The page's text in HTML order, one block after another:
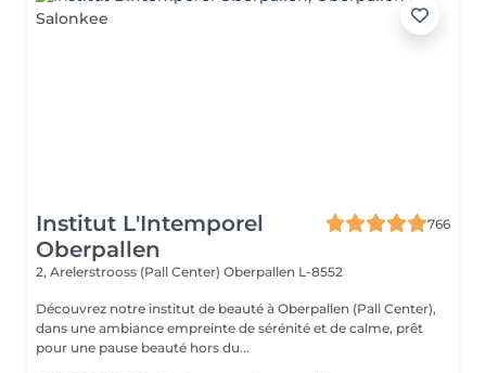
Institut L'Intemporel
Oberpallen
766
2, Arelerstrooss (Pall Center) Oberpallen L-8552
Découvrez notre institut de beauté à Oberpallen (Pall Center),
dans une ambiance empreinte de sérénité et de calme, prêt
pour une pause beauté hors du...